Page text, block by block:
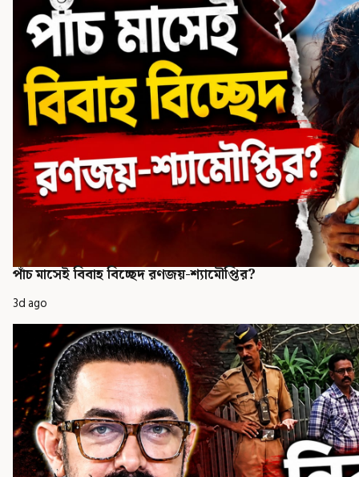
পাঁচ মাসেই বিবাহ বিচ্ছেদ রণজয়-শ্যামৌপ্তির?
3d ago